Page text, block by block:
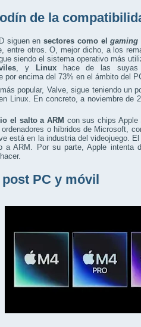
de la
siguen en sectores como elgaming
entre otros. O, mejor dicho, a los
siendo el sistema operativo más
, y Linuxhace de las suyas
por encima del 73% en el ámbito del
popular, Valve, sigue teniendo un
Linux. En concreto, a noviembre de
el salto a ARM con sus chips
o híbridos de Microsoft,
está en la industria del videojuego. El
ARM. Por su parte, Apple intenta
post PC y móvil